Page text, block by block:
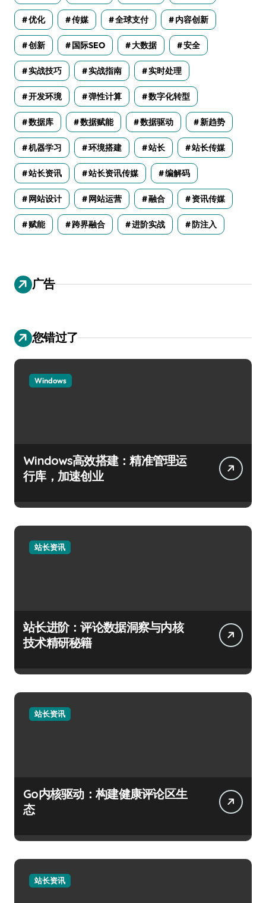
优化 传媒 全球支付 内容创新
创新 国际SEO 大数据 安全
实战技巧 实战指南 实时处理
开发环境 弹性计算 数字化转型
数据库 数据赋能 数据驱动 新趋势
机器学习 环境搭建 站长 站长传媒
站长资讯 站长资讯传媒 编解码
网站设计 网站运营 融合 资讯传媒
赋能 跨界融合 进阶实战 防注入
广告
您错过了
Windows
Windows高效搭建：精准管理运
行库，加速创业
站长资讯
站长进阶：评论数据洞察与内核
技术精研秘籍
站长资讯
Go内核驱动：构建健康评论区生
态
站长资讯